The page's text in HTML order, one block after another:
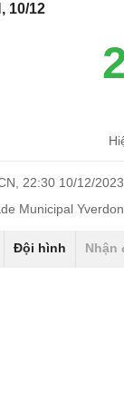
10/12
22:30 10/12/2023
Municipal Yverdon
Đội hình Nhận